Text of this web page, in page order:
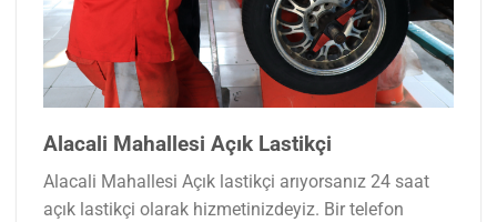
Alacali Mahallesi Açık Lastikçi
Alacali Mahallesi Açık lastikçi arıyorsanız 24 saat
açık lastikçi olarak hizmetinizdeyiz. Bir telefon